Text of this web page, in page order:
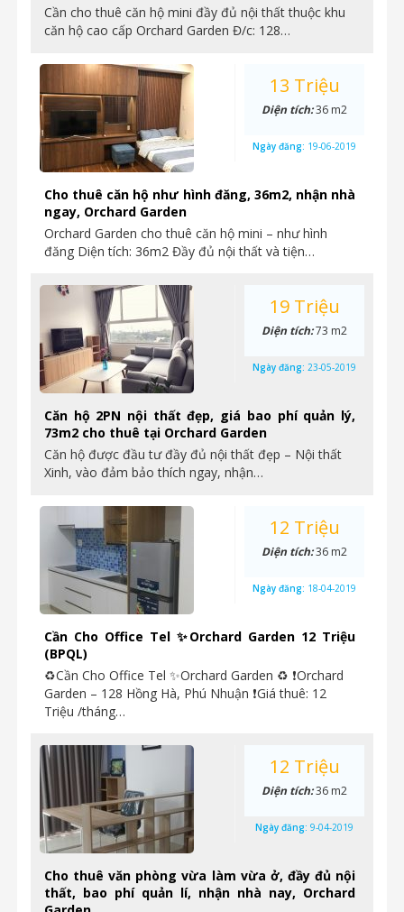
Cần cho thuê căn hộ mini đầy đủ nội thất thuộc khu
căn hộ cao cấp Orchard Garden Đ/c: 128…
Cho thuê căn hộ như hình đăng, 36m2, nhận nhà
ngay, Orchard Garden
Orchard Garden cho thuê căn hộ mini – như hình
đăng Diện tích: 36m2 Đầy đủ nội thất và tiện…
13 Triệu
Diện tích:36 m2
Ngày đăng: 19-06-2019
Căn hộ 2PN nội thất đẹp, giá bao phí quản lý,
73m2 cho thuê tại Orchard Garden
Căn hộ được đầu tư đầy đủ nội thất đẹp – Nội thất
Xinh, vào đảm bảo thích ngay, nhận…
19 Triệu
Diện tích:73 m2
Ngày đăng: 23-05-2019
Cần Cho Office Tel ✨Orchard Garden 12 Triệu
(BPQL)
♻Cần Cho Office Tel ✨Orchard Garden ♻ ❗Orchard
Garden – 128 Hồng Hà, Phú Nhuận ❗Giá thuê: 12
Triệu /tháng…
12 Triệu
Diện tích:36 m2
Ngày đăng: 18-04-2019
Cho thuê văn phòng vừa làm vừa ở, đầy đủ nội
thất, bao phí quản lí, nhận nhà nay, Orchard
12 Triệu
Diện tích:36 m2
Ngày đăng: 9-04-2019